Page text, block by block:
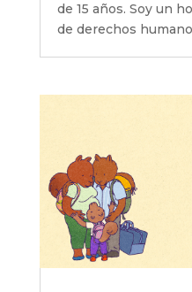
de 15 años. Soy un
de derechos